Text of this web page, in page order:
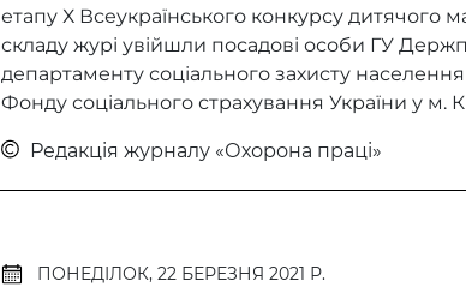
етапу Х Всеукраїнського конкурсу дитячого
складу журі увійшли посадові особи ГУ
департаменту соціального захисту
Фонду соціального страхування України у м.
Редакція журналу «Охорона праці»
ПОНЕДІЛОК, 22 БЕРЕЗНЯ 2021 Р.